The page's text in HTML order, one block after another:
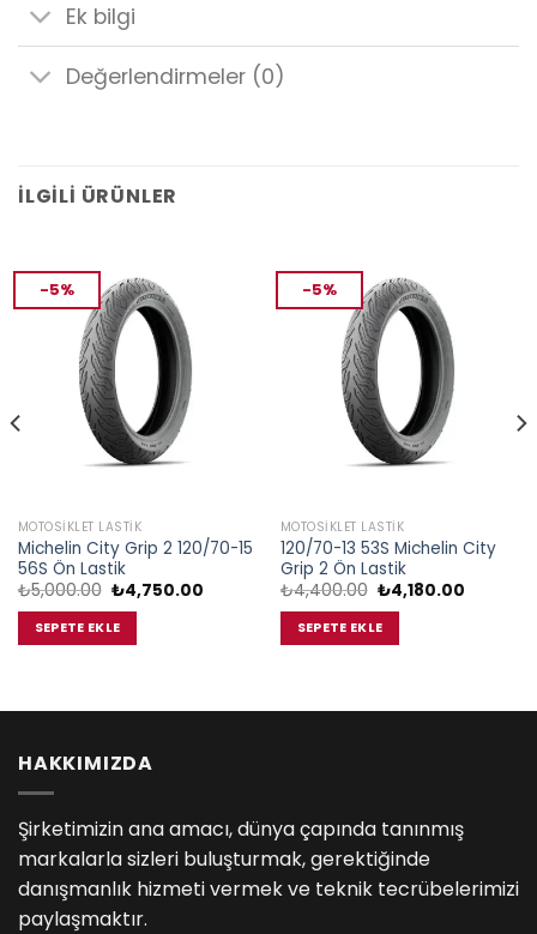
Ek bilgi
Değerlendirmeler (0)
İLGILI ÜRÜNLER
-5%
MOTOSIKLET LASTIK
Michelin City Grip 2 120/70-15
56S Ön Lastik
₺5,000.00 Orijinal
fiyat:
₺5,000.00.
₺4,750.00Şu
SEPETE EKLE
-5%
MOTOSIKLET LASTIK
120/70-13 53S Michelin City
Grip 2 Ön Lastik
₺4,400.00 Orijinal
fiyat:
₺4,400.00.
₺4,180.00Şu
SEPETE EKLE
HAKKIMIZDA
Şirketimizin ana amacı, dünya çapında tanınmış
markalarla sizleri buluşturmak, gerektiğinde
danışmanlık hizmeti vermek ve teknik tecrübelerimizi
paylaşmaktır.